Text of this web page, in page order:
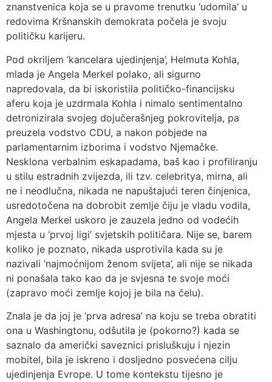
znanstvenica koja se u pravome trenutku ‘udomila’ u
redovima Kršnanskih demokrata počela je svoju
političku karijeru.
Pod okriljem ‘kancelara ujedinjenja’, Helmuta Kohla,
mlada je Angela Merkel polako, ali sigurno
napredovala, da bi iskoristila političko-financijsku
aferu koja je uzdrmala Kohla i nimalo sentimentalno
detronizirala svojeg dojučerašnjeg pokrovitelja, pa
preuzela vodstvo CDU, a nakon pobjede na
parlamentarnim izborima i vodstvo Njemačke.
Nesklona verbalnim eskapadama, baš kao i profiliranju
u stilu estradnih zvijezda, ili tzv. celebritya, mirna, ali
ne i neodlučna, nikada ne napuštajući teren činjenica,
usredotočena na dobrobit zemlje čiju je vladu vodila,
Angela Merkel uskoro je zauzela jedno od vodećih
mjesta u ‘prvoj ligi’ svjetskih političara. Nije se, barem
koliko je poznato, nikada usprotivila kada su je
nazivali ‘najmoćnijom ženom svijeta’, ali nije se nikada
ni ponašala tako kao da je svjesna te svoje moći
(zapravo moći zemlje kojoj je bila na čelu).
Znala je da joj je ‘prva adresa’ na koju se treba obratiti
ona u Washingtonu, odšutila je (pokorno?) kada se
saznalo da američki saveznici prisluškuju i njezin
mobitel, bila je iskreno i dosljedno posvećena cilju
ujedinjenja Evrope. U tome kontekstu tijesno je